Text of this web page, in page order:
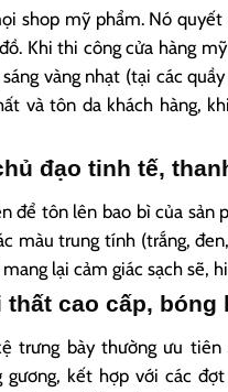
shop mỹ phẩm. Nó
Khi thi công cửa hàng
vàng nhạt (tại các
và tôn da khách hàng,
đạo tinh tế,
để tôn lên bao bì của sản
màu trung tính (trắng,
lại cảm giác sạch sẽ,
cao cấp, bóng
trưng bày thường ưu
gương, kết hợp với các